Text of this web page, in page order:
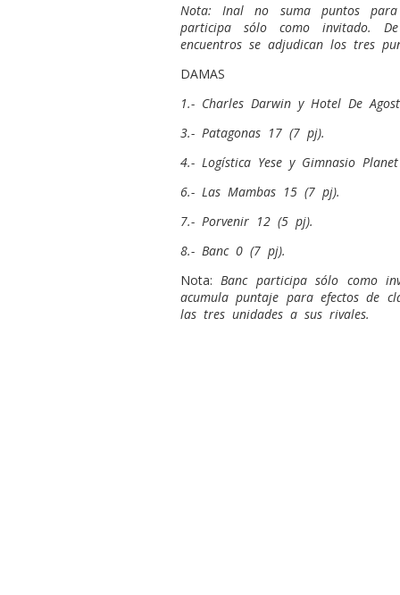
Nota: Inal no suma puntos
participa sólo como invitado.
encuentros se adjudican los tres
DAMAS
1.- Charles Darwin y Hotel De
3.- Patagonas 17 (7 pj).
4.- Logística Yese y Gimnasio
6.- Las Mambas 15 (7 pj).
7.- Porvenir 12 (5 pj).
8.- Banc 0 (7 pj).
Nota: Banc participa sólo como
acumula puntaje para efectos de
las tres unidades a sus rivales.